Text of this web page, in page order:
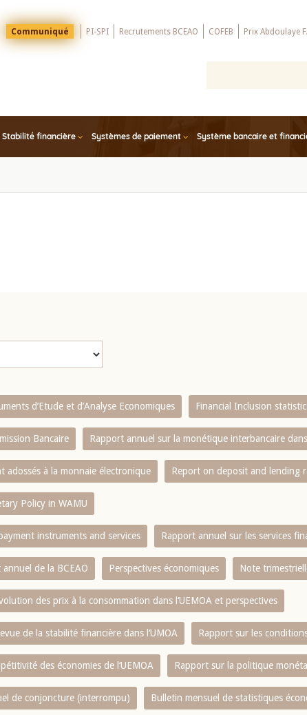
Menu
Top
Communiqué PI-SPI Recrutements BCEAO COFEB Prix Abdoulaye
Stabilité financière Systèmes de paiement Système bancaire et
d’Etude et d’Analyse Economiques Financial Inclusion
Bancaire Rapport annuel sur la monétique interbancaire
adossés à la monnaie électronique Report on deposit and lending
Policy in WAMU
instruments and services Rapport annuel sur les services
de la BCEAO Perspectives économiques Note
des prix à la consommation dans l‘UEMOA et perspectives
de la stabilité financière dans l‘UMOA Rapport sur les
des économies de l‘UEMOA Rapport sur la politique
de conjoncture (interrompu) Bulletin mensuel de statistiques